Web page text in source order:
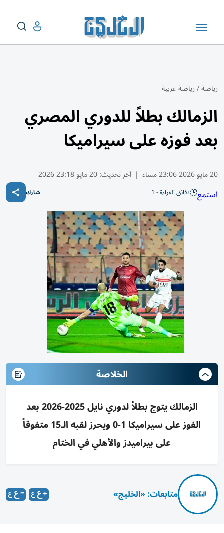
رياضة/رياضة عربية
الزمالك بطلاً للدوري المصري
بعد فوزه على سيراميكا
20 مايو 2026 23:06 مساء | آخر تحديث:20 مايو 23:18 2026
استمع دقائق القراءة - 1 شارك
الخلاصة
الزمالك يتوج بطلاً لدوري نايل 2025-2026 بعد
الفوز على سيراميكا 1-0 ويحرز لقبه الـ15 متفوقاً
على بيراميدز والأهلي في الختام
متابعات: «الخليج»